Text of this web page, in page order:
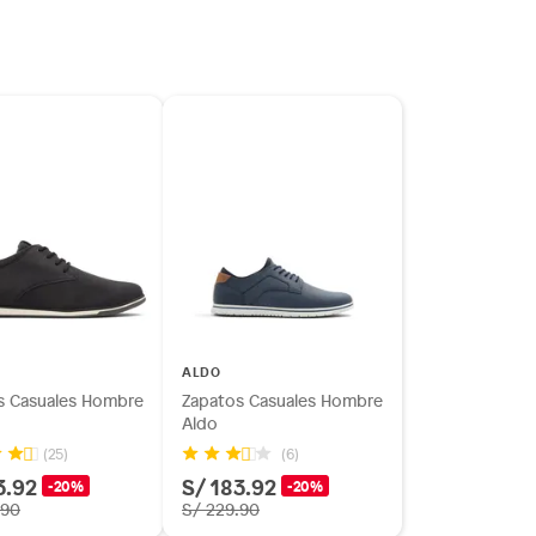
Casuales Hombre
(25)
-20%
ALDO
Zapatos Casuales Hombre
Aldo
(6)
S/ 183.92 -20%
S/ 229.90